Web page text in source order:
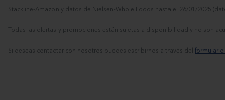
Stackline-Amazon y datos de Nielsen-Whole Foods hasta el 26/01/2025
Todas las ofertas y promociones están sujetas a disponibilidad y no son
Si deseas contactar con nosotros puedes escribirnos a través del